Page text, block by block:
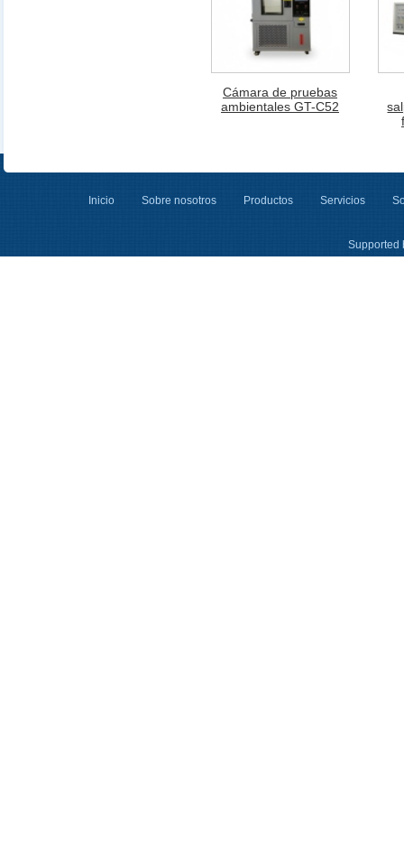
Cámara de pruebas
ambientales GT-C52
Inicio Sobre nosotros Productos Servicios
Supported